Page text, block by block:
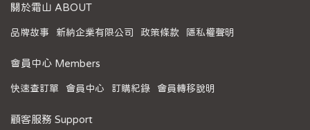
關於霜山 ABOUT
品牌故事 新納企業有限公司 政策條款 隱私權聲明
會員中心 Members
快速查訂單 會員中心 訂購紀錄 會員轉移說明
顧客服務 Support